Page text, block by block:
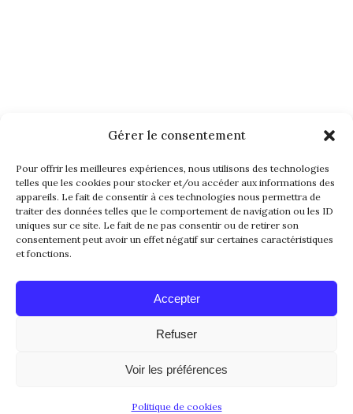
Gérer le consentement
Pour offrir les meilleures expériences, nous utilisons des technologies
telles que les cookies pour stocker et/ou accéder aux informations des
appareils. Le fait de consentir à ces technologies nous permettra de
traiter des données telles que le comportement de navigation ou les ID
uniques sur ce site. Le fait de ne pas consentir ou de retirer son
consentement peut avoir un effet négatif sur certaines caractéristiques
et fonctions.
Accepter
Refuser
Voir les préférences
Politique de cookies
© 2016-2026. All Rights Reserved. Made with